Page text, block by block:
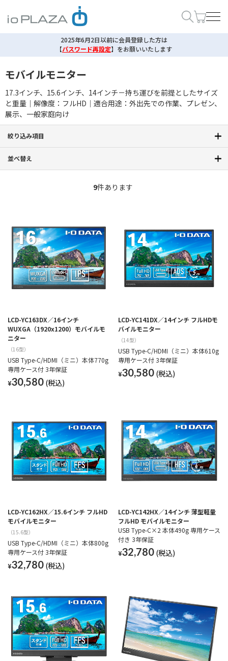
2025年6月2日以前に会員登録した方は
【パスワード再設定】 をお願いいたします
モバイルモニター
17.3インチ、15.6インチ、14インチ－持ち運びを前提としたサイズ
と重量｜解像度：フルHD｜適合用途：外出先での作業、プレゼン、
展示、一般家庭向け
絞り込み項目
並べ替え
9件あります
LCD-YC163DX／16インチ
WUXGA（1920x1200）モバイルモ
ニター
（16型）
USB Type-C/HDMI（ミニ）本体770g
専用ケース付 3年保証
¥30,580
LCD-YC141DX／14インチ フルHDモ
バイルモニター
（14型）
USB Type-C/HDMI（ミニ）本体610g
専用ケース付 3年保証
¥30,580
LCD-YC162HX／15.6インチ フルHD
モバイルモニター
（15.6型）
USB Type-C/HDMI（ミニ）本体800g
専用ケース付 3年保証
¥32,780
LCD-YC142HX／14インチ 薄型軽量
フルHD モバイルモニター
USB Type-C×2 本体490g 専用ケース
付き 3年保証
¥32,780